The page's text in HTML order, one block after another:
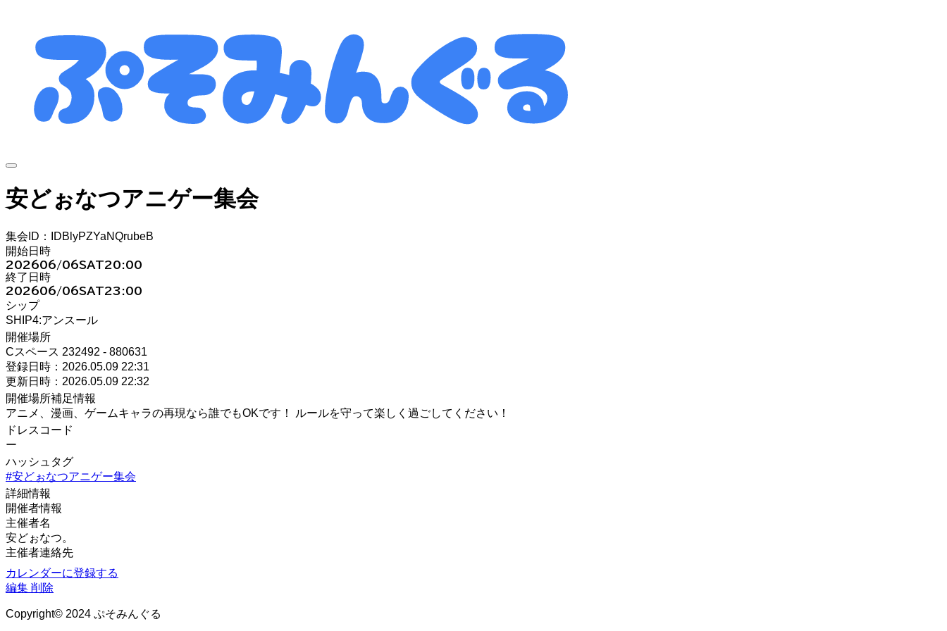
安どぉなつアニゲー集会
集会ID：IDBlyPZYaNQrubeB
開始日時
202606/06SAT20:00
終了日時
202606/06SAT23:00
シップ
SHIP4:アンスール
開催場所
Cスペース 232492 - 880631
登録日時：2026.05.09 22:31
更新日時：2026.05.09 22:32
開催場所補足情報
アニメ、漫画、ゲームキャラの再現なら誰でもOKです！ ルールを守って楽しく過ごしてください！
ドレスコード
ー
ハッシュタグ
#安どぉなつアニゲー集会
詳細情報
開催者情報
主催者名
安どぉなつ。
主催者連絡先
カレンダーに登録する
編集 削除
Copyright© 2024 ぷそみんぐる